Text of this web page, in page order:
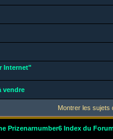
Internet"
vendre
Montrer les sujets
Prizenarnumber6 Index du